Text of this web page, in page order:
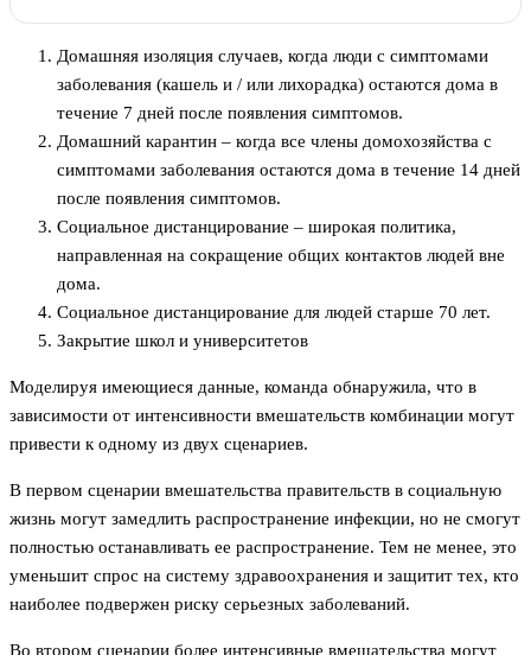
Домашняя изоляция случаев, когда люди с симптомами
заболевания (кашель и / или лихорадка) остаются дома в
течение 7 дней после появления симптомов.
Домашний карантин – когда все члены домохозяйства с
симптомами заболевания остаются дома в течение 14 дней
после появления симптомов.
Социальное дистанцирование – широкая политика,
направленная на сокращение общих контактов людей вне
дома.
Социальное дистанцирование для людей старше 70 лет.
Закрытие школ и университетов
Моделируя имеющиеся данные, команда обнаружила, что в
зависимости от интенсивности вмешательств комбинации могут
привести к одному из двух сценариев.
В первом сценарии вмешательства правительств в социальную
жизнь могут замедлить распространение инфекции, но не смогут
полностью останавливать ее распространение. Тем не менее, это
уменьшит спрос на систему здравоохранения и защитит тех, кто
наиболее подвержен риску серьезных заболеваний.
Во втором сценарии более интенсивные вмешательства могут